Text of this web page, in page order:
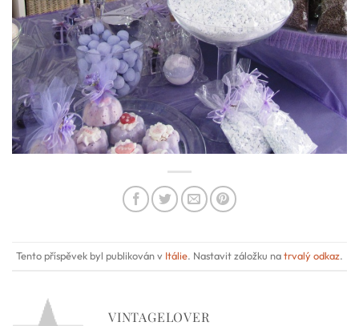
Tento příspěvek byl publikován v Itálie. Nastavit záložku natrvalý odkaz.
VINTAGELOVER